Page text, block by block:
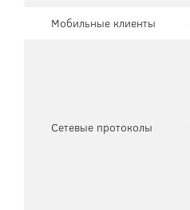
Мобильные клиенты
Сетевые протоколы